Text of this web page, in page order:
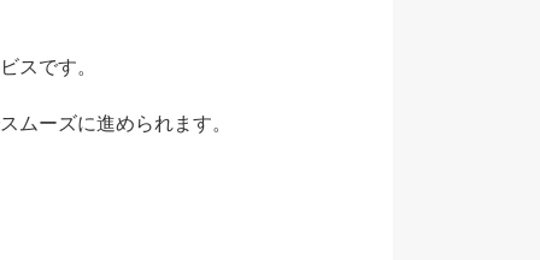
スです。
ムーズに進められます。